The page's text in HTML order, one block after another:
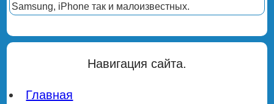
Samsung, iPhone так и малоизвестных.
Навигация сайта.
Главная